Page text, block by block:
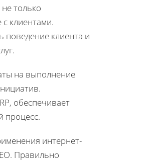
только
клиентами.
клиента и
на выполнение
обеспечивает
процесс.
интернет-
Правильно